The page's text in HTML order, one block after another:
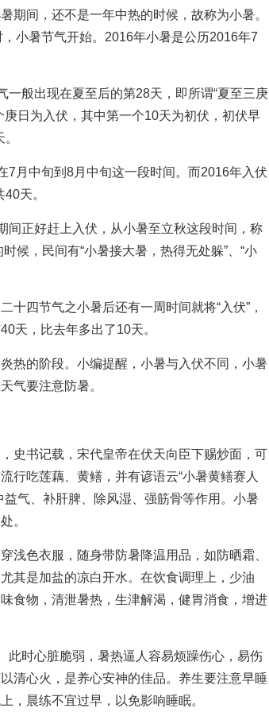
间，还不是一年中热的时候，故称为小暑。
小暑节气开始。2016年小暑是公历2016年7
般出现在夏至后的第28天，即所谓“夏至三庚
日为入伏，其中第一个10天为初伏，初伏早
月中旬到8月中旬这一段时间。而2016年入伏
天。
正好赶上入伏，从小暑至立秋这段时间，称
候，民间有“小暑接大暑，热得无处躲”、“小
四节气之小暑后还有一周时间就将“入伏”，
天，比去年多出了10天。
的阶段。小编提醒，小暑与入伏不同，小暑
气要注意防暑。
书记载，宋代皇帝在伏天向臣下赐炒面，可
行吃莲藕、黄鳝，并有谚语云“小暑黄鳝赛人
气、补肝脾、除风湿、强筋骨等作用。小暑
。
色衣服，随身带防暑降温用品，如防晒霜、
其是加盐的凉白开水。在饮食调理上，少油
食物，清泄暑热，生津解渴，健胃消食，增进
时心脏脆弱，暑热逼人容易烦躁伤心，易伤
清心火，是养心安神的佳品。养生要注意早睡
，晨练不宜过早，以免影响睡眠。